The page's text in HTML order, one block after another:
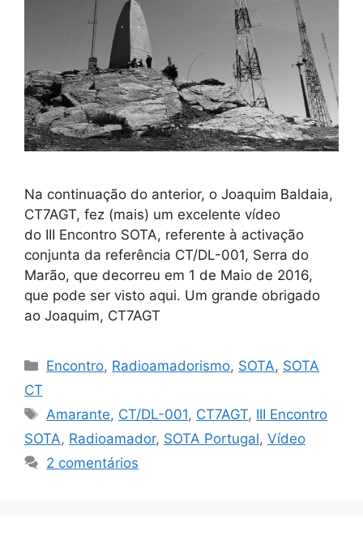
Na continuação do anterior, o Joaquim Baldaia,
CT7AGT, fez (mais) um excelente vídeo
do III Encontro SOTA, referente à activação
conjunta da referência CT/DL-001, Serra do
Marão, que decorreu em 1 de Maio de 2016,
que pode ser visto aqui. Um grande obrigado
ao Joaquim, CT7AGT
Categorias
Encontro, Radioamadorismo, SOTA, SOTA
CT
Etiquetas
Amarante, CT/DL-001, CT7AGT, III Encontro
SOTA, Radioamador, SOTA Portugal, Vídeo
2 comentários